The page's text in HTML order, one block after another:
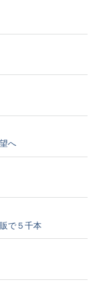
へ
で５千本